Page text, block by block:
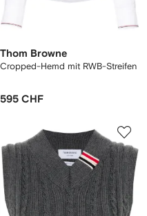
Thom Browne
Cropped-Hemd mit RWB-Streifen
595 CHF